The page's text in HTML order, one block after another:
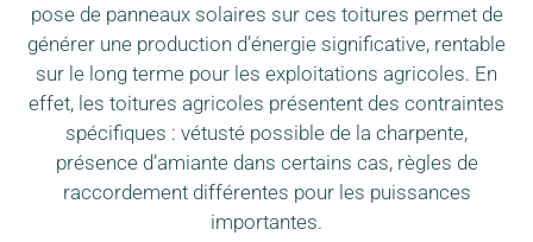
pose de panneaux solaires sur ces toitures permet de
générer une production d’énergie significative, rentable
sur le long terme pour les exploitations agricoles. En
effet, les toitures agricoles présentent des contraintes
spécifiques : vétusté possible de la charpente,
présence d’amiante dans certains cas, règles de
raccordement différentes pour les puissances
importantes.